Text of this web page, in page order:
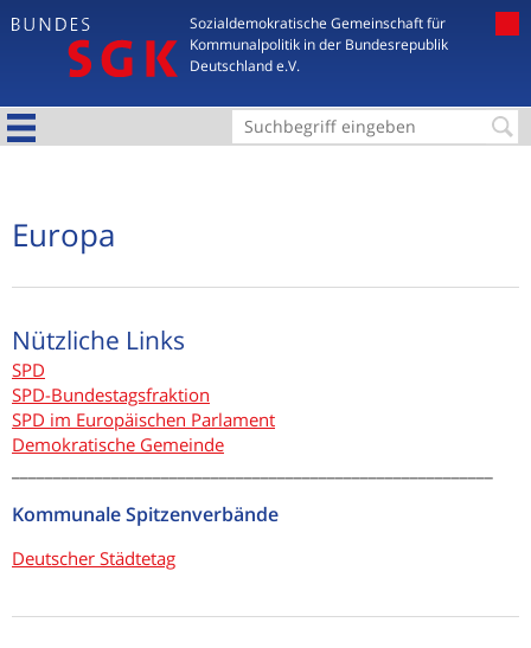
Jump to navigation
Sozialdemokratische Gemeinschaft für
Kommunalpolitik in der Bundesrepublik
Deutschland e.V.
S
f
u
r
Europa
Nützliche Links
SPD
SPD-Bundestagsfraktion
SPD im Europäischen Parlament
Demokratische Gemeinde
Kommunale Spitzenverbände
Deutscher Städtetag